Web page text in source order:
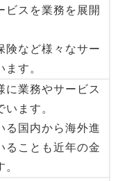
ビスを業務を展開
険など様々なサー
ます。
に業務やサービス
ます。
る国内から海外進
ることも近年の金